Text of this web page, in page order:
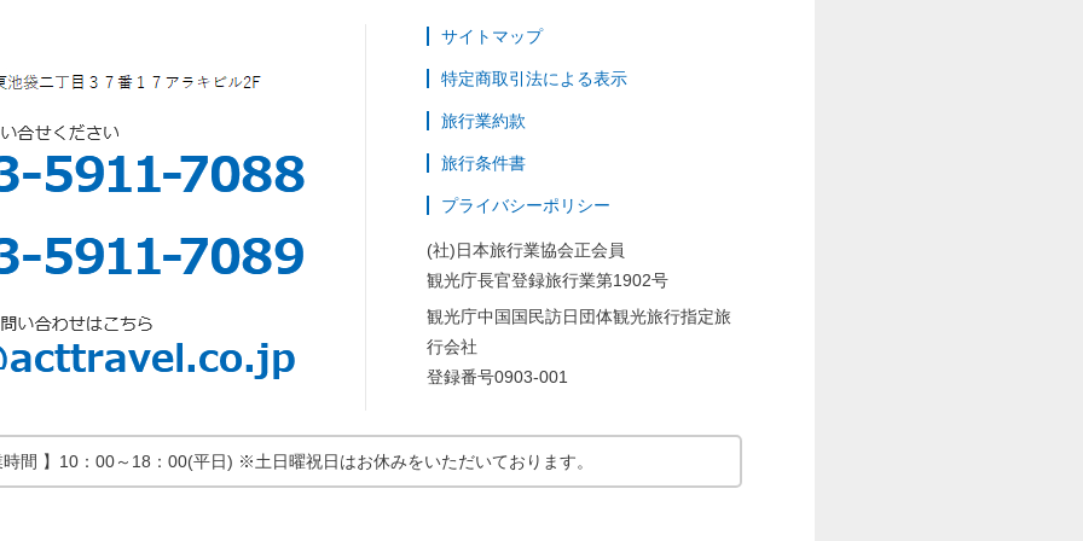
サイトマップ
特定商取引法による表示
旅行業約款
旅行条件書
プライバシーポリシー
(社)日本旅行業協会正会員
観光庁長官登録旅行業第1902号
観光庁中国国民訪日団体観光旅行指定旅
行会社
登録番号0903-001
間 】10：00～18：00(平日) ※土日曜祝日はお休みをいただいております。